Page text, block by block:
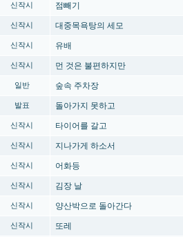
신작시 점빼기
신작시 대중목욕탕의 세모
신작시 유배
신작시 먼 것은 불편하지만
일반 숲속 주차장
발표 돌아가지 못하고
신작시 타이어를 갈고
신작시 지나가게 하소서
신작시 어화등
신작시 김장 날
신작시 양산박으로 돌아간다
신작시 또레